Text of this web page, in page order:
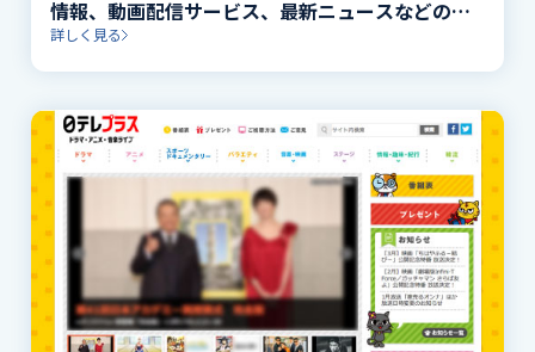
情報、動画配信サービス、最新ニュースなどの情
報にスピーディにアクセスできるナビゲーション
を実現。
詳しく見る